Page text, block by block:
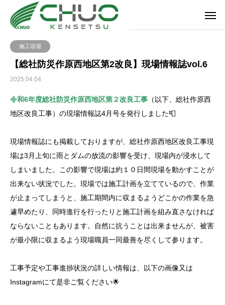
施工現場
【総社防災作原西地区第2改良】現場情報誌vol.6
2025.04.04
令和6年度総社防災作原西地区第２改良工事 （以下、総社作原西
地区改良工事）の現場情報誌4月号を発行しました📮
現場情報誌にも掲載しておりますが、総社作原西地区改良工事現
場は3月上旬に雨とダムの放流の影響を受け、現場内が浸水して
しまいました。この影響で現場は約１０日間現場を動かすことが
出来ない状況でした。現場では施工計画を立てているので、作業
が止まってしまうと、施工期間内に収まるようどこかの作業を急
遽早めたり、同時進行を行ったりと施工計画を組み直さなければ
ならないこともあります。自然に抗うことは出来ませんが、被害
が最小限に収まるよう現場職員一同最善を尽くして参ります。
工事予定や工事進捗状況の詳しい情報は、以下の画像又は
Instagramにて是非ご覧ください🌟